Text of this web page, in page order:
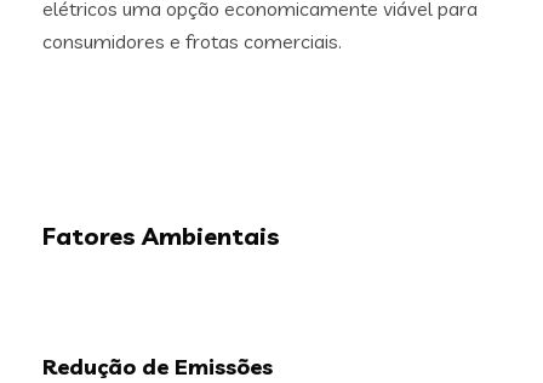
elétricos uma opção economicamente viável para
consumidores e frotas comerciais.
Fatores Ambientais
Redução de Emissões